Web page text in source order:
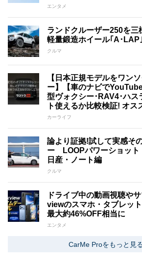
エンタメ
ランドクルーザー250を三
軽量鍛造ホイール｢A･LAP
クルマ
【日本正規モデルをワン
ー】【車のナビで
型ヴォクシー･RAV4･ハス
ト使えるか比較検証! オス
カーライフ
論より証拠!試して実感そ
ー LOOPパワーショット
日産・ノート編
クルマ
ドライブ中の動画視聴や
viewのスマホ・タブレッ
最大約46%OFF相当に
エンタメ
CarMe Proをもっと見